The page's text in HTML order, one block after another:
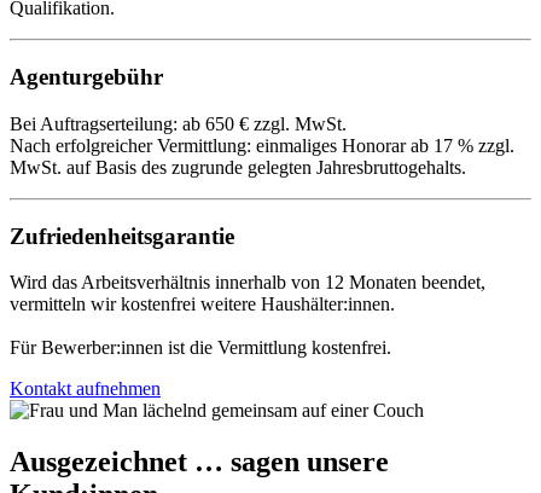
Qualifikation.
Agenturgebühr
Bei Auftragserteilung: ab 650 € zzgl. MwSt.
Nach erfolgreicher Vermittlung: einmaliges Honorar ab 17 % zzgl.
MwSt. auf Basis des zugrunde gelegten Jahresbruttogehalts.
Zufriedenheitsgarantie
Wird das Arbeitsverhältnis innerhalb von 12 Monaten beendet,
vermitteln wir kostenfrei weitere Haushälter:innen.
Für Bewerber:innen ist die Vermittlung kostenfrei.
Kontakt aufnehmen
Ausgezeichnet … sagen unsere